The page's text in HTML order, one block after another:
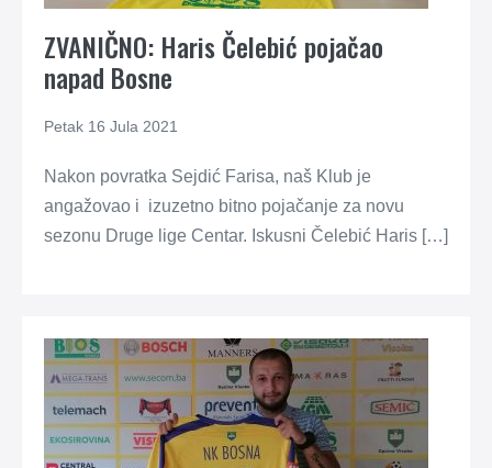
ZVANIČNO: Haris Čelebić pojačao
napad Bosne
Petak 16 Jula 2021
Nakon povratka Sejdić Farisa, naš Klub je
angažovao i izuzetno bitno pojačanje za novu
sezonu Druge lige Centar. Iskusni Čelebić Haris […]